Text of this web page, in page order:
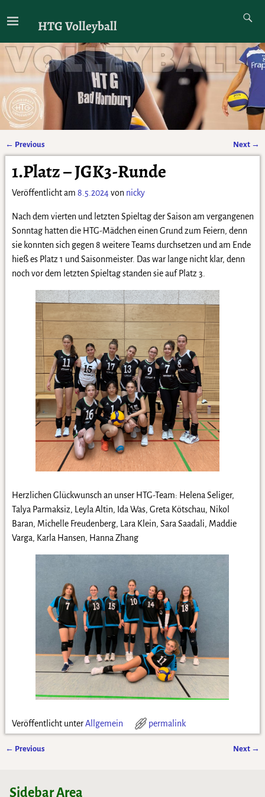
HTG Volleyball
Artikelnavigation
← Previous Next →
1.Platz – JGK3-Runde
Veröffentlicht am 8.5.2024 von nicky
Nach dem vierten und letzten Spieltag der Saison am vergangenen
Sonntag hatten die HTG-Mädchen einen Grund zum Feiern, denn
sie konnten sich gegen 8 weitere Teams durchsetzen und am Ende
hieß es Platz 1 und Saisonmeister. Das war lange nicht klar, denn
noch vor dem letzten Spieltag standen sie auf Platz 3.
Herzlichen Glückwunsch an unser HTG-Team: Helena Seliger,
Talya Parmaksiz, Leyla Altin, Ida Was, Greta Kötschau, Nikol
Baran, Michelle Freudenberg, Lara Klein, Sara Saadali, Maddie
Varga, Karla Hansen, Hanna Zhang
Veröffentlicht unter Allgemein permalink
← Previous Next →
Sidebar Area